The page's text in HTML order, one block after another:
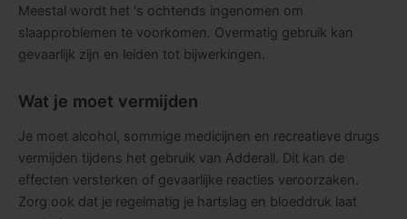
Meestal wordt het ‘s ochtends ingenomen om
slaapproblemen te voorkomen. Overmatig gebruik kan
gevaarlijk zijn en leiden tot bijwerkingen.
Wat je moet vermijden
Je moet alcohol, sommige medicijnen en recreatieve drugs
vermijden tijdens het gebruik van Adderall. Dit kan de
effecten versterken of gevaarlijke reacties veroorzaken.
Zorg ook dat je regelmatig je hartslag en bloeddruk laat